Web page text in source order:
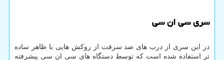
سری سی ان سی
در این سری از درب های ضد سرقت از روکش هایی با ظاهر ساده
تر استفاده شده است که توسط دستگاه های سی ان سی پیشرفته